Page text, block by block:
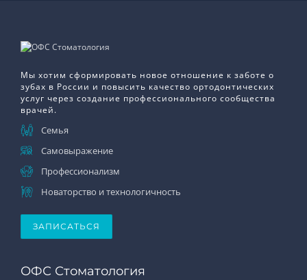
Мы хотим сформировать новое отношение к заботе о
зубах в России и повысить качество ортодонтических
услуг через создание профессионального сообщества
врачей.
Семья
Самовыражение
Профессионализм
Новаторство и технологичность
ЗАПИСАТЬСЯ
ОФС Стоматология